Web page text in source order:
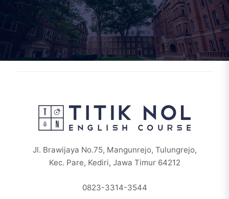
Jl. Brawijaya No.75, Mangunrejo, Tulungrejo,
Kec. Pare, Kediri, Jawa Timur 64212
0823-3314-3544